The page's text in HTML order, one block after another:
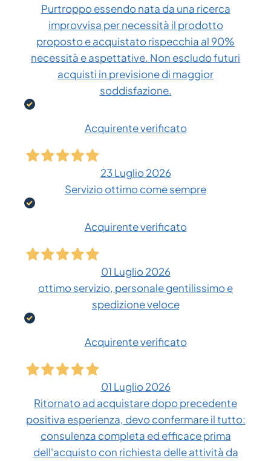
Purtroppo essendo nata da una ricerca
improvvisa per necessità il prodotto
proposto e acquistato rispecchia al 90%
necessità e aspettative. Non escludo futuri
acquisti in previsione di maggior
soddisfazione.
Acquirente verificato
23 Luglio 2026
Servizio ottimo come sempre
Acquirente verificato
01 Luglio 2026
ottimo servizio, personale gentilissimo e
spedizione veloce
Acquirente verificato
01 Luglio 2026
Ritornato ad acquistare dopo precedente
positiva esperienza, devo confermare il tutto:
consulenza completa ed efficace prima
dell'acquisto con richiesta delle attività da